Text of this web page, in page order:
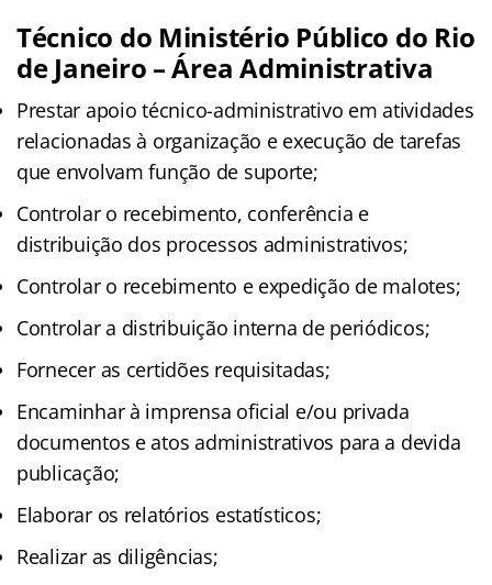
Técnico do Ministério Público do Rio
de Janeiro – Área Administrativa
Prestar apoio técnico-administrativo em atividades
relacionadas à organização e execução de tarefas
que envolvam função de suporte;
Controlar o recebimento, conferência e
distribuição dos processos administrativos;
Controlar o recebimento e expedição de malotes;
Controlar a distribuição interna de periódicos;
Fornecer as certidões requisitadas;
Encaminhar à imprensa oficial e/ou privada
documentos e atos administrativos para a devida
publicação;
Elaborar os relatórios estatísticos;
Realizar as diligências;